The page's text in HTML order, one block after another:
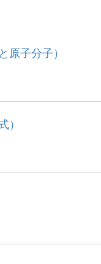
原子分子）
）